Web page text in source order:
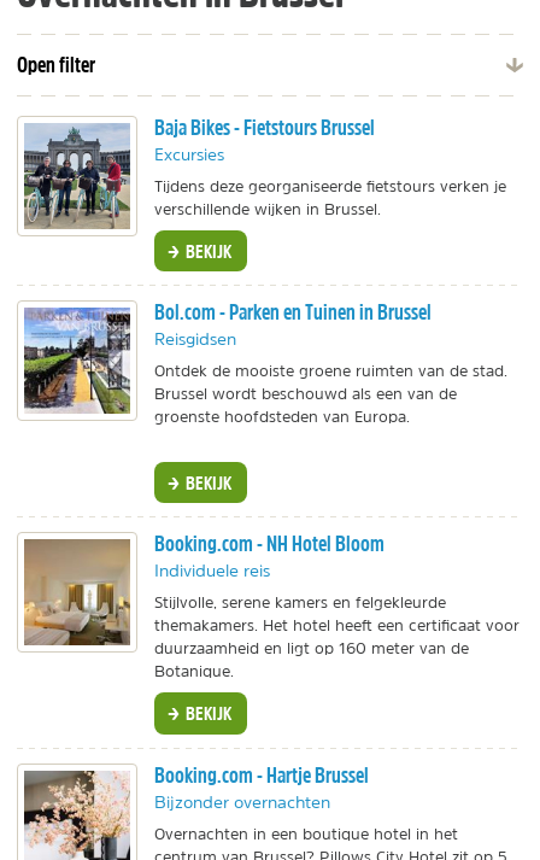
Open filter
Baja Bikes - Fietstours Brussel
Excursies
Tijdens deze georganiseerde fietstours verken je
verschillende wijken in Brussel.
BEKIJK
Bol.com - Parken en Tuinen in Brussel
Reisgidsen
Ontdek de mooiste groene ruimten van de stad.
Brussel wordt beschouwd als een van de
groenste hoofdsteden van Europa.
BEKIJK
Booking.com - NH Hotel Bloom
Individuele reis
Stijlvolle, serene kamers en felgekleurde
themakamers. Het hotel heeft een certificaat voor
duurzaamheid en ligt op 160 meter van de
Botanique.
BEKIJK
Booking.com - Hartje Brussel
Bijzonder overnachten
Overnachten in een boutique hotel in het
centrum van Brussel? Pillows City Hotel zit op 5